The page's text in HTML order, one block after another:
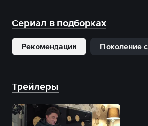
Сериал в подборках
Рекомендации Поколение
Трейлеры